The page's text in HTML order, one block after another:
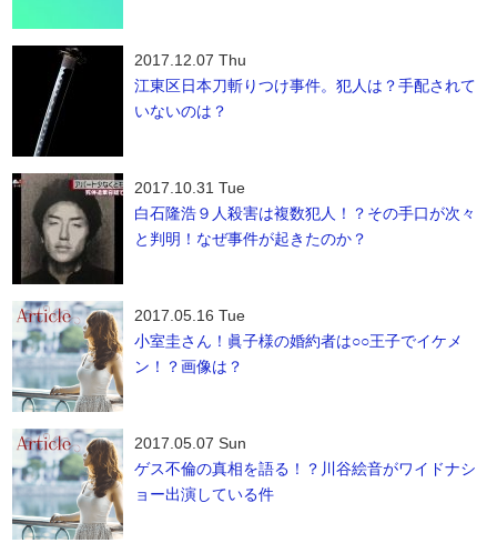
2017.12.07 Thu
江東区日本刀斬りつけ事件。犯人は？手配されて
いないのは？
2017.10.31 Tue
白石隆浩９人殺害は複数犯人！？その手口が次々
と判明！なぜ事件が起きたのか？
2017.05.16 Tue
小室圭さん！眞子様の婚約者は○○王子でイケメ
ン！？画像は？
2017.05.07 Sun
ゲス不倫の真相を語る！？川谷絵音がワイドナシ
ョー出演している件